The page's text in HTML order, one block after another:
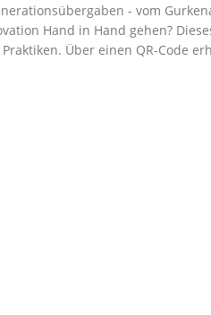
- vom
Hand in Hand gehen?
Über einen QR-